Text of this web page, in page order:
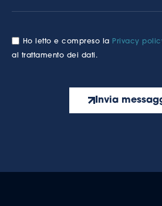
Ho letto e compreso la Privacy
al trattamento dei dati.
Invia